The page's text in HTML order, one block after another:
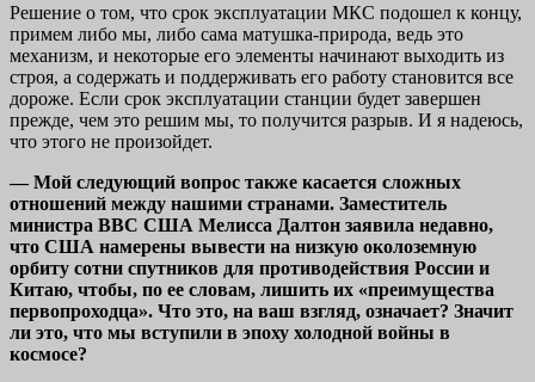
Решение о том, что срок эксплуатации МКС подошел к концу,
примем либо мы, либо сама матушка-природа, ведь это
механизм, и некоторые его элементы начинают выходить из
строя, а содержать и поддерживать его работу становится все
дороже. Если срок эксплуатации станции будет завершен
прежде, чем это решим мы, то получится разрыв. И я надеюсь,
что этого не произойдет.
— Мой следующий вопрос также касается сложных
отношений между нашими странами. Заместитель
министра ВВС США Мелисса Далтон заявила недавно,
что США намерены вывести на низкую околоземную
орбиту сотни спутников для противодействия России и
Китаю, чтобы, по ее словам, лишить их «преимущества
первопроходца». Что это, на ваш взгляд, означает? Значит
ли это, что мы вступили в эпоху холодной войны в
космосе?